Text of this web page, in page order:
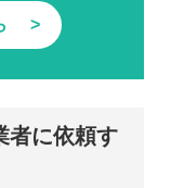
者に依頼す